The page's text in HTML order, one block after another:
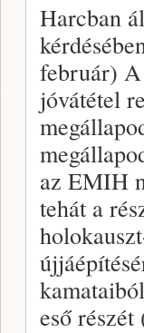
Harcban
február)
jóvátétel
az EMIH
tehát a
eső